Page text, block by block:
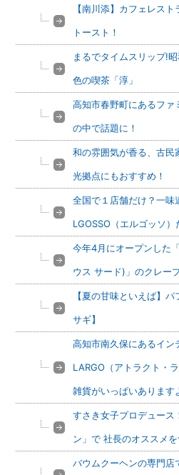
【南川添】カフェレス
トースト！
まるでタイムスリップ!
色の喫茶「淳」
高知市春野町にあるファ
の中で話題に！
和の雰囲気が香る、古民
光拠点にもおすすめ！
全国で１店舗だけ？一味
LGOSSO（エルゴッソ）
今年4月にオープンした
ウス サード)」のクレー
【夏の甘味といえば】
サギ】
高知市南久保にあるイ
LARGO（アトラクト・
雑貨がいっぱいあります
すさき女子プロデュース
ン」で 社長のオススメ
バウムクーヘンの専門店